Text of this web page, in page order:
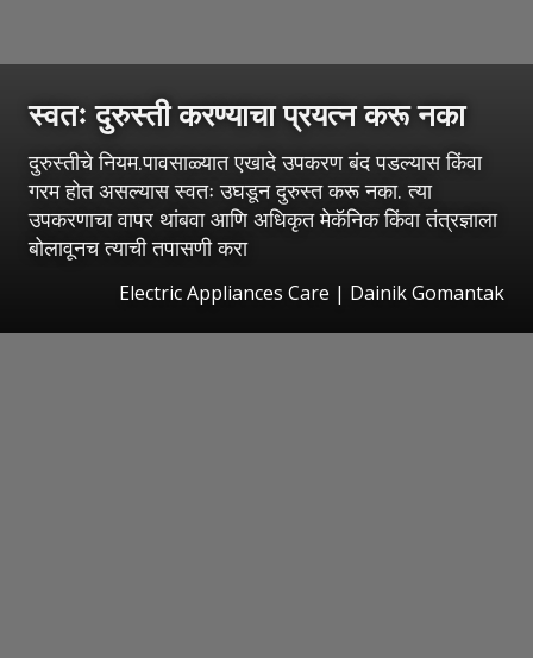
स्वतः दुरुस्ती करण्याचा प्रयत्न करू नका
दुरुस्तीचे नियम.पावसाळ्यात एखादे उपकरण बंद पडल्यास किंवा
गरम होत असल्यास स्वतः उघडून दुरुस्त करू नका. त्या
उपकरणाचा वापर थांबवा आणि अधिकृत मेकॅनिक किंवा तंत्रज्ञाला
बोलावूनच त्याची तपासणी करा
Electric Appliances Care | Dainik Gomantak